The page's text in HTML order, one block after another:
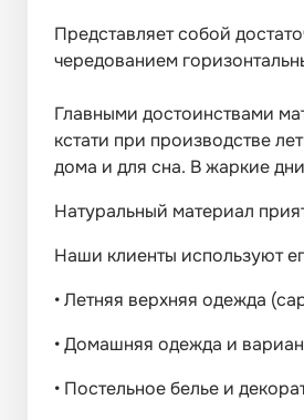
Представляет собой
чередованием
Главными достоинствами
кстати при производстве
дома и для сна. В жаркие
Натуральный материал
Наши клиенты используют
•Летняя верхняя одежда
•Домашняя одежда и
• Постельное белье и